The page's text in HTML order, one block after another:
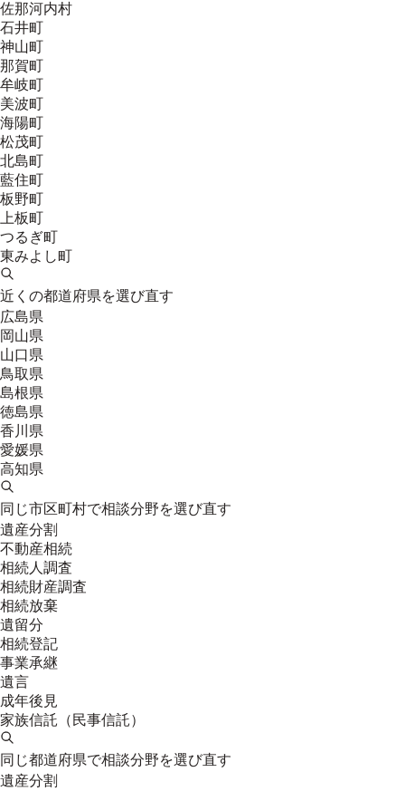
佐那河内村
石井町
神山町
那賀町
牟岐町
美波町
海陽町
松茂町
北島町
藍住町
板野町
上板町
つるぎ町
東みよし町
近くの都道府県を選び直す
広島県
岡山県
山口県
鳥取県
島根県
徳島県
香川県
愛媛県
高知県
同じ市区町村で相談分野を選び直す
遺産分割
不動産相続
相続人調査
相続財産調査
相続放棄
遺留分
相続登記
事業承継
遺言
成年後見
家族信託（民事信託）
同じ都道府県で相談分野を選び直す
遺産分割